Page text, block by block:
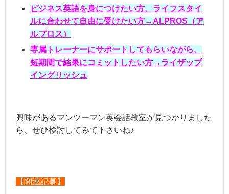
ビジネス英語を身につけたい方、ライフスタイ
ルに合わせて自由に受けたい方→ALPROS（ア
ルプロス）
専属トレーナーにサポートしてもらいながら、
短期間で結果にコミットしたい方→ライザップ
イングリッシュ
興味があるマンツーマン英会話教室が見つかりました
ら、ぜひ検討してみて下さいね♪
【関連記事】